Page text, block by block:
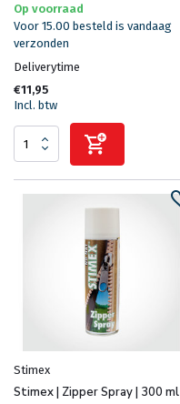
Op voorraad
Voor 15.00 besteld is vandaag
verzonden
Deliverytime
€11,95
Incl. btw
Stimex
Stimex | Zipper Spray | 300 ml